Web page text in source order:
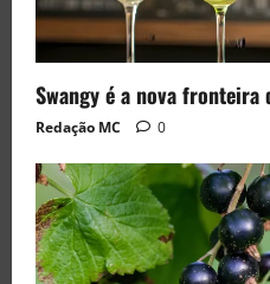
Swangy é a nova
Redação MC 0